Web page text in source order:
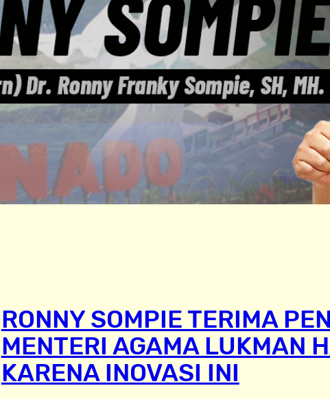
RONNY SOMPIE TERIMA
MENTERI AGAMA LUKMAN
KARENA INOVASI INI